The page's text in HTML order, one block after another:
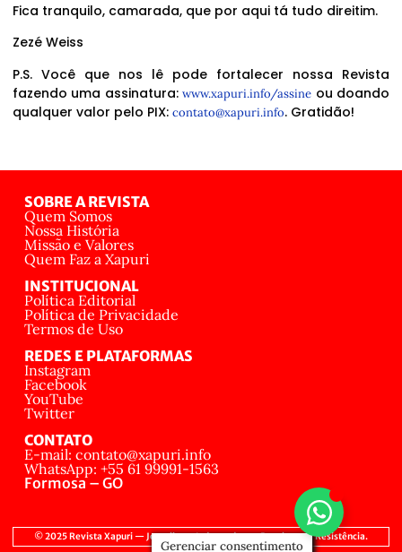
Fica tranquilo, camarada, que por aqui tá tudo direitim.
Zezé Weiss
P.S. Você que nos lê pode fortalecer nossa Revista
fazendo uma assinatura:www.xapuri.info/assine ou doando
qualquer valor pelo PIX: contato@xapuri.info. Gratidão!
SOBRE A REVISTA
Quem Somos
Nossa História
Missão e Valores
Quem Faz a Xapuri
INSTITUCIONAL
Política Editorial
Política de Privacidade
Termos de Uso
REDES E PLATAFORMAS
Instagram
Facebook
YouTube
Twitter
CONTATO
E-mail: contato@xapuri.info
WhatsApp: +55 61 99991-1563
Formosa – GO
© 2025 Revista Xapuri — Jornalismo Independente, Popular e de Resistência.
Gerenciar consentimento